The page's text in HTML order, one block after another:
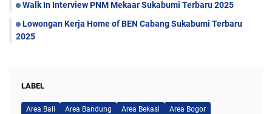
Walk In Interview PNM Mekaar Sukabumi Terbaru 2025
Lowongan Kerja Home of BEN Cabang Sukabumi Terbaru
2025
LABEL
Area Bali Area Bandung Area Bekasi
Area Bogor